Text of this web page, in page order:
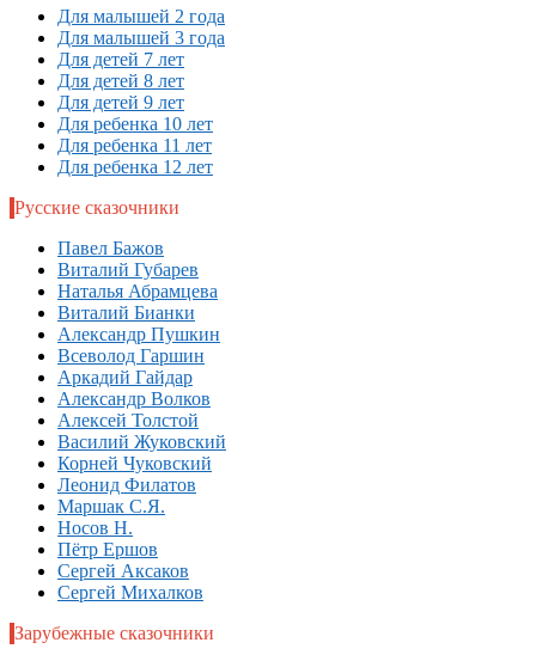
Для малышей 2 года
Для малышей 3 года
Для детей 7 лет
Для детей 8 лет
Для детей 9 лет
Для ребенка 10 лет
Для ребенка 11 лет
Для ребенка 12 лет
Русские сказочники
Павел Бажов
Виталий Губарев
Наталья Абрамцева
Виталий Бианки
Александр Пушкин
Всеволод Гаршин
Аркадий Гайдар
Александр Волков
Алексей Толстой
Василий Жуковский
Корней Чуковский
Леонид Филатов
Маршак С.Я.
Носов Н.
Пётр Ершов
Сергей Аксаков
Сергей Михалков
Зарубежные сказочники